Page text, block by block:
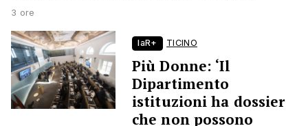
3 ore
laR+ TICINO
Più Donne: ‘Il
Dipartimento
istituzioni ha dossier
che non possono